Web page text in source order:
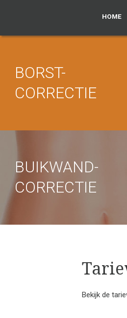
HOME
BORST-
CORRECTIE
BUIKWAND-
CORRECTIE
Bekijk de